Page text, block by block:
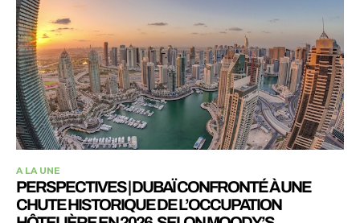
A LA UNE
PERSPECTIVES | DUBAÏ CONFRONTÉ À UNE
CHUTE HISTORIQUE DE L’OCCUPATION